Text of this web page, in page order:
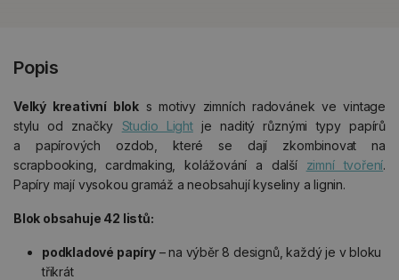
Popis
Velký kreativní bloks motivy zimních radovánek ve vintage
stylu od značky Studio Lightje naditý různými typy papírů
a papírových ozdob, které se dají zkombinovat na
scrapbooking, cardmaking, kolážování a další zimní tvoření.
Papíry mají vysokou gramáž a neobsahují kyseliny a lignin.
Blok obsahuje 42 listů:
podkladové papíry– na výběr 8 designů, každý je v bloku
třikrát